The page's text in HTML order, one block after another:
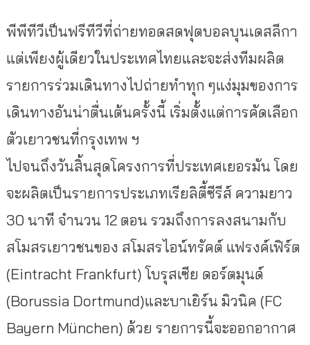
พีพีทีวีเป็นฟรีทีวีที่ถ่ายทอดสดฟุตบอลบุนเดสลีกา
แต่เพียงผู้เดียวในประเทศไทยและจะส่งทีมผลิต
รายการร่วมเดินทางไปถ่ายทำทุก ๆแง่มุมของการ
เดินทางอันน่าตื่นเต้นครั้งนี้ เริ่มตั้งแต่การคัดเลือก
ตัวเยาวชนที่กรุงเทพ ฯ
ไปจนถึงวันสิ้นสุดโครงการที่ประเทศเยอรมัน โดย
จะผลิตเป็นรายการประเภทเรียลิตี้ซีรีส์ ความยาว
30 นาที จำนวน 12 ตอน รวมถึงการลงสนามกับ
สโมสรเยาวชนของ สโมสรไอน์ทรัคต์ แฟรงค์เฟิร์ต
(Eintracht Frankfurt) โบรุสเซีย ดอร์ตมุนด์
(Borussia Dortmund)และบาเยิร์น มิวนิค (FC
Bayern München) ด้วย รายการนี้จะออกอากาศ